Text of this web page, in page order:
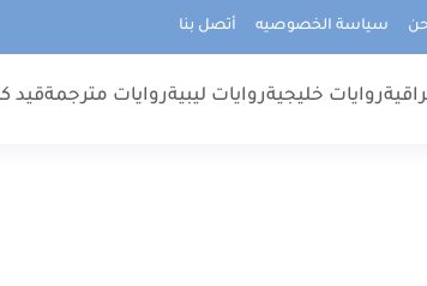
سياسة الخصوصيه أتصل بنا
روايات خليجيةروايات ليبيةروايات مترجمةقيد